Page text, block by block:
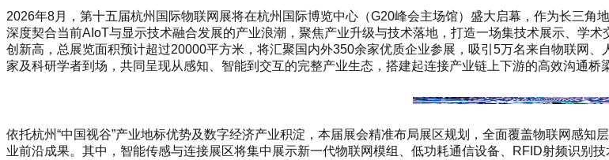
2026年8月，第十五届杭州国际物联网展将在杭州国际博览中心（G20峰会主场馆）盛大启幕，作为长三角
深度契合当前AIoT与显示技术融合发展的产业浪潮，聚焦产业升级与技术落地，打造一场集技术展示、学
创新高，总展览面积预计超过20000平方米，将汇聚国内外350余家优质企业参展，吸引5万名来自物联网
家及科研学者到场，共同呈现从感知、智能到交互的完整产业生态，搭建起连接产业链上下游的高效沟通桥
依托杭州“中国视谷”产业地标优势及数字经济产业积淀，本届展会精准布局展区规划，全面覆盖物联网感
业前沿成果。其中，智能传感与连接展区将集中展示新一代物联网模组、低功耗通信设备、RFID射频识别